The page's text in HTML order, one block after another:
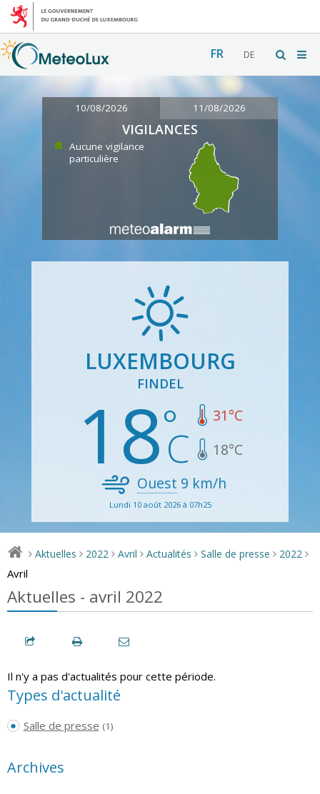
FR DE
10/08/2026 11/08/2026
VIGILANCES
Aucune vigilance
particulière
LUXEMBOURG
FINDEL
18 31°C
18°C
Ouest 9 km/h
Lundi 10 août 2026 à 07h25
> Aktuelles > 2022 > Avril > Actualités > Salle de presse > 2022 >
Avril
Aktuelles - avril 2022
Il n'y a pas d'actualités pour cette période.
Types d'actualité
Salle de presse (1)
Archives